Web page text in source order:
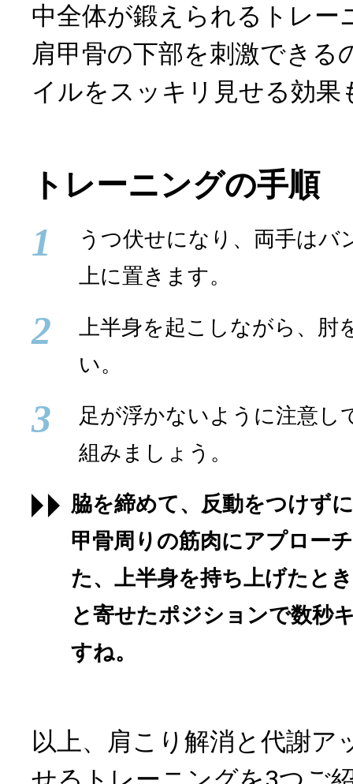
中全体が鍛えられるトレー
肩甲骨の下部を刺激できる
イルをスッキリ見せる効果
トレーニングの手順
1
うつ伏せになり、両手はバ
上に置きます。
2
上半身を起こしながら、肘
い。
3
足が浮かないように注意し
組みましょう。
脇を締めて、反動をつけず
甲骨周りの筋肉にアプロー
た、上半身を持ち上げたと
と寄せたポジションで数秒
すね。
以上、肩こり解消と代謝ア